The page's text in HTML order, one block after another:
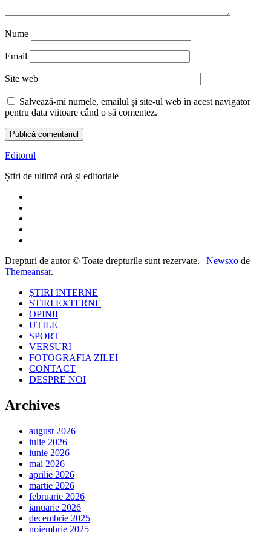
Nume
Email
Site web
Salvează-mi numele, emailul și site-ul web în acest navigator
pentru data viitoare când o să comentez.
Editorul
Știri de ultimă oră și editoriale
Drepturi de autor © Toate drepturile sunt rezervate. | Newsxo de
Themeansar.
ȘTIRI INTERNE
STIRI EXTERNE
OPINII
UTILE
SPORT
VERSURI
FOTOGRAFIA ZILEI
CONTACT
DESPRE NOI
Archives
august 2026
iulie 2026
iunie 2026
mai 2026
aprilie 2026
martie 2026
februarie 2026
ianuarie 2026
decembrie 2025
noiembrie 2025